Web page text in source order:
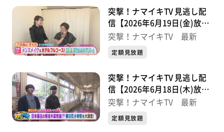
突撃！ナマイキTV 見逃し配
信【2026年6月19日(金)放送
分】
突撃！ナマイキTV 最新
定額見放題
突撃！ナマイキTV 見逃し配
信【2026年6月18日(木)放送
分】
突撃！ナマイキTV 最新
定額見放題